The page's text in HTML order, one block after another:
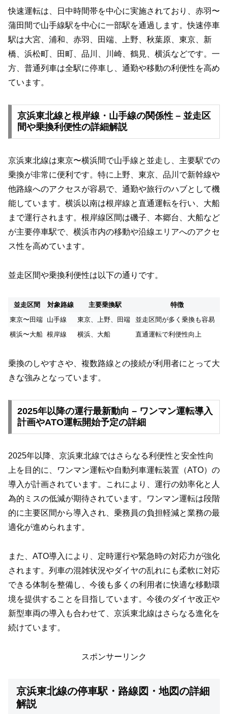
快速運転は、日中時間帯を中心に実施されており、赤羽〜
蒲田間で山手線駅を中心に一部駅を通過します。快速停車
駅は大宮、浦和、赤羽、田端、上野、秋葉原、東京、新
橋、浜松町、田町、品川、川崎、鶴見、横浜などです。一
方、普通列車は全駅に停車し、通勤や移動の利便性を高め
ています。
京浜東北線と根岸線・山手線の関係性 – 並走区
間や乗換利便性の詳細解説
京浜東北線は東京〜横浜間で山手線と並走し、主要駅での
乗換が非常に便利です。特に上野、東京、品川で新幹線や
他路線へのアクセスが容易で、通勤や旅行のハブとして機
能しています。横浜以南は根岸線と直通運転を行い、大船
まで運行されます。根岸線区間は磯子、本郷台、大船など
が主要停車駅で、横浜市内の移動や沿線エリアへのアクセ
ス性を高めています。
並走区間や乗換利便性は以下の通りです。
並走区間 対象路線 主要乗換駅
特徴
東京〜田端 山手線 東京、上野、田端
並走区間が多く乗換も容易
横浜〜大船 根岸線 横浜、大船 直通運転で利便性向上
乗換のしやすさや、複数路線との接続が利用者にとって大
きな強みとなっています。
2025年以降の運行最新動向 – ワンマン運転導入
計画やATO運転開始予定の詳細
2025年以降、京浜東北線ではさらなる利便性と安全性向
上を目的に、ワンマン運転や自動列車運転装置（ATO）の
導入が計画されています。これにより、運行の効率化と人
為的ミスの低減が期待されています。ワンマン運転は段階
的に主要区間から導入され、乗務員の負担軽減と業務の最
適化が進められます。
また、ATO導入により、定時運行や緊急時の対応力が強化
されます。列車の混雑状況やダイヤの乱れにも柔軟に対応
できる体制を整備し、今後も多くの利用者に快適な移動環
境を提供することを目指しています。今後のダイヤ改正や
新型車両の導入も合わせて、京浜東北線はさらなる進化を
続けています。
スポンサーリンク
京浜東北線の停車駅・路線図・地図の詳細
解説